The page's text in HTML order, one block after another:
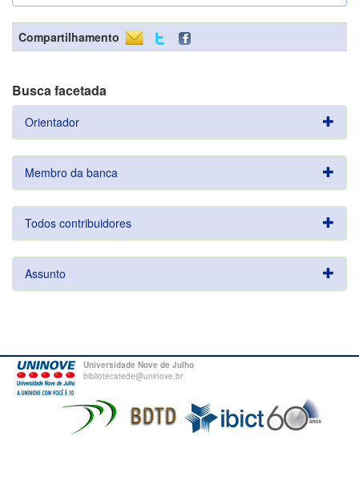
Compartilhamento
Busca facetada
Orientador
Membro da banca
Todos contribuidores
Assunto
Universidade Nove de Julho
bibliotecatede@uninove.br